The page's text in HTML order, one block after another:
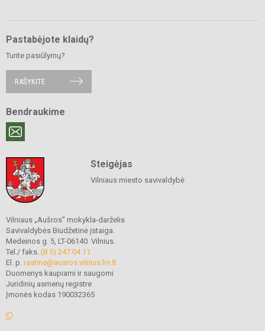
Pastabėjote klaidų?
Turite pasiūlymų?
RAŠYKITE
Bendraukime
Steigėjas
Vilniaus miesto savivaldybė
Vilniaus „Aušros” mokykla-darželis
Savivaldybės Biudžetinė įstaiga.
Medeinos g. 5, LT-06140 Vilnius.
Tel./ faks. (8 5) 247 04 11
El. p. rastine@ausros.vilnius.lm.lt
Duomenys kaupiami ir saugomi
Juridinių asmenų registre
Įmonės kodas 190032365